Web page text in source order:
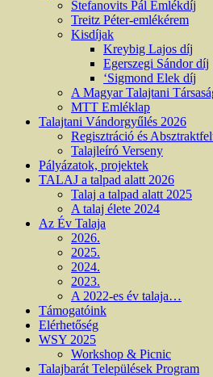
Stefanovits Pál Emlékdíj
Treitz Péter-emlékérem
Kisdíjak
Kreybig Lajos díj
Egerszegi Sándor díj
‘Sigmond Elek díj
A Magyar Talajtani
MTT Emléklap
Talajtani Vándorgyűlés 2026
Regisztráció és
Talajleíró Verseny
Pályázatok, projektek
TALAJ a talpad alatt 2026
Talaj a talpad alatt 2025
A talaj élete 2024
Az Év Talaja
2026.
2025.
2024.
2023.
A 2022-es év talaja…
Támogatóink
Elérhetőség
WSY 2025
Workshop & Picnic
Talajbarát Települések Program